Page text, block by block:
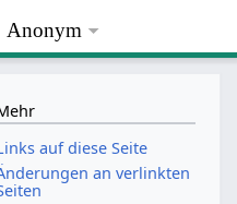
Anonym
auf diese Seite
an verlinkten